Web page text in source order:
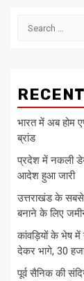
Search
भारत में अब होम
ब्रांड
प्रदेश में नकली
आदेश हुआ जारी
उत्तराखंड के
बनाने के लिए
कांवड़ियों के भेष में
देकर भागे, 30
पूर्व सैनिक की